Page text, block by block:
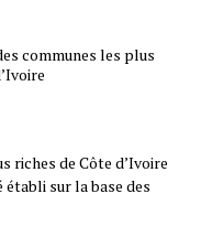
communes les plus
riches de Côte d’Ivoire
établi sur la base des